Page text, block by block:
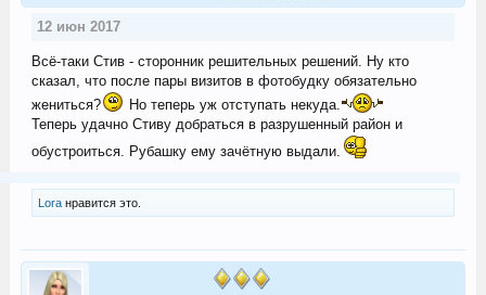
12 июн 2017
Всё-таки Стив - сторонник решительных решений. Ну кто
сказал, что после пары визитов в фотобудку обязательно
жениться?
Но теперь уж отступать некуда.
Теперь удачно Стиву добраться в разрушенный район и
обустроиться. Рубашку ему зачётную выдали.
Loraнравится это.